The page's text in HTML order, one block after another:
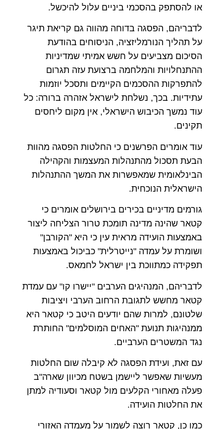
או להסתפק בהסכמי ביניים עלול להיכשל.
לדבריהם, הפסגה בדוחה מהווה גם קריאת תיגר
על תהליך הנורמליזציה, הניסוחים בהודעת
הסיכום מצביעים על חשש אמיתי שמדיניות
ההתנחלויות והמלחמה ברצועת עזה תגרום
להתפרקות ההסכמים הקיימים ותסכל יוזמות
עתידיות. בכך, נשלחת לישראל אזהרה ברורה: כל
עוד נמשך הכיבוש הישראלי, אין מקום ליחסים
תקינים.
עוד אומרים הפרשנים כי החלטות הפסגה מהוות
הבעת תסכול מהתנהלות המעצמות והקהילה
הבינלאומית שמאפשרות את המשך ההתנהלות
הישראלית הנוכחית.
גורמים מדיניים בכירים בירושלים אומרים כי
קטאר שהינה מדינה תומכת טרור הצליחה ליצור
באמצעות הועידה מראית עין כי היא "הקורבן"
ושומרת על עמדה "נייטרלית" כביכול באמצעות
תפקידה כמתווכת בין ישראל לחמאס.
לדבריהם, המנהיגים הערבים "יישרו קו" עם עמדת
קטאר מחשש לתגובת הרחוב הערבי ויציבות
שלטונם, למרות שהם יודעים היטב כי קטאר היא
ממנהיגות תנועת "האחים המוסלמים" החותרת
נגד המשטרים הערביים.
עם זאת, ועידת הפסגה לא קיבלה שום החלטות
מעשיות שאפשר ליישמן בשטח מכיוון שארה"ב
פעלה מאחורי הקלעים מול קטאר וסעודיה למתן
את החלטות הועידה.
כמו כן, קטאר רוצה לשמור על מעמדה האזורי